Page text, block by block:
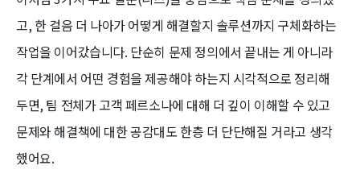
고, 한 걸음 더 나아가 어떻게 해결할지 솔루션까지 구체화하는
작업을 이어갔습니다. 단순히 문제 정의에서 끝내는 게 아니라
각 단계에서 어떤 경험을 제공해야 하는지 시각적으로 정리해
두면, 팀 전체가 고객 페르소나에 대해 더 깊이 이해할 수 있고
문제와 해결책에 대한 공감대도 한층 더 단단해질 거라고 생각
했어요.